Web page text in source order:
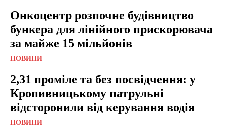
Онкоцентр розпочне будівництво
бункера для лінійного прискорювача
за майже 15 мільйонів
НОВИНИ
2,31 проміле та без посвідчення: у
Кропивницькому патрульні
відсторонили від керування водія
НОВИНИ